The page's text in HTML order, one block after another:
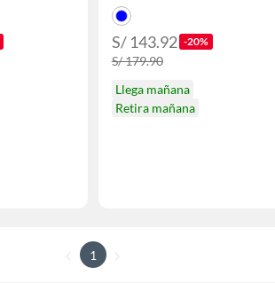
S/ 143.92 -20%
S/ 179.90
Llega mañana
Retira mañana
1